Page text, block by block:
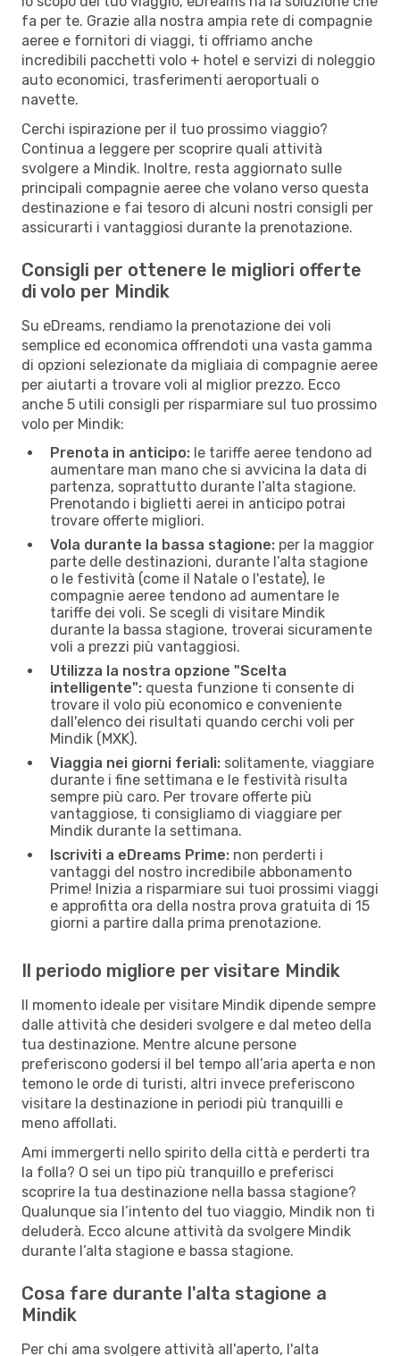
fa per te. Grazie alla nostra ampia rete di compagnie
aeree e fornitori di viaggi, ti offriamo anche
incredibili pacchetti volo + hotel e servizi di noleggio
auto economici, trasferimenti aeroportuali o
navette.
Cerchi ispirazione per il tuo prossimo viaggio?
Continua a leggere per scoprire quali attività
svolgere a Mindik. Inoltre, resta aggiornato sulle
principali compagnie aeree che volano verso questa
destinazione e fai tesoro di alcuni nostri consigli per
assicurarti i vantaggiosi durante la prenotazione.
Consigli per ottenere le migliori offerte
di volo per Mindik
Su eDreams, rendiamo la prenotazione dei voli
semplice ed economica offrendoti una vasta gamma
di opzioni selezionate da migliaia di compagnie aeree
per aiutarti a trovare voli al miglior prezzo. Ecco
anche 5 utili consigli per risparmiare sul tuo prossimo
volo per Mindik:
Prenota in anticipo: le tariffe aeree tendono ad
aumentare man mano che si avvicina la data di
partenza, soprattutto durante l’alta stagione.
Prenotando i biglietti aerei in anticipo potrai
trovare offerte migliori.
Vola durante la bassa stagione: per la maggior
parte delle destinazioni, durante l’alta stagione
o le festività (come il Natale o l'estate), le
compagnie aeree tendono ad aumentare le
tariffe dei voli. Se scegli di visitare Mindik
durante la bassa stagione, troverai sicuramente
voli a prezzi più vantaggiosi.
Utilizza la nostra opzione "Scelta
intelligente": questa funzione ti consente di
trovare il volo più economico e conveniente
dall'elenco dei risultati quando cerchi voli per
Mindik (MXK).
Viaggia nei giorni feriali: solitamente, viaggiare
durante i fine settimana e le festività risulta
sempre più caro. Per trovare offerte più
vantaggiose, ti consigliamo di viaggiare per
Mindik durante la settimana.
Iscriviti a eDreams Prime: non perderti i
vantaggi del nostro incredibile abbonamento
Prime! Inizia a risparmiare sui tuoi prossimi viaggi
e approfitta ora della nostra prova gratuita di 15
giorni a partire dalla prima prenotazione.
Il periodo migliore per visitare Mindik
Il momento ideale per visitare Mindik dipende sempre
dalle attività che desideri svolgere e dal meteo della
tua destinazione. Mentre alcune persone
preferiscono godersi il bel tempo all’aria aperta e non
temono le orde di turisti, altri invece preferiscono
visitare la destinazione in periodi più tranquilli e
meno affollati.
Ami immergerti nello spirito della città e perderti tra
la folla? O sei un tipo più tranquillo e preferisci
scoprire la tua destinazione nella bassa stagione?
Qualunque sia l’intento del tuo viaggio, Mindik non ti
deluderà. Ecco alcune attività da svolgere Mindik
durante l’alta stagione e bassa stagione.
Cosa fare durante l'alta stagione a
Mindik
Per chi ama svolgere attività all'aperto, l'alta